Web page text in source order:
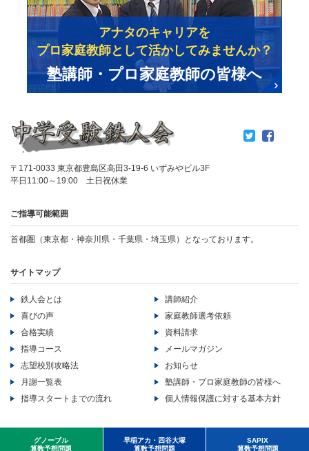
〒171-0033 東京都豊島区高田3-19-6 いずみやビル3F
平日11:00～19:00 土日祝休業
ご指導可能範囲
首都圏（東京都・神奈川県・千葉県・埼玉県）となっております。
サイトマップ
鉄人会とは
喜びの声
合格実績
指導コース
志望校別攻略法
月謝一覧表
指導スタートまでの流れ
講師紹介
家庭教師選考依頼
資料請求
メールマガジン
お知らせ
塾講師・プロ家庭教師の皆様へ
個人情報保護に対する基本方針
アナタのキャリアを
プロ家庭教師として活かしてみませんか？
塾講師・プロ家庭教師の皆様へ
Copyright ©LB corporation All Rights Reserved..